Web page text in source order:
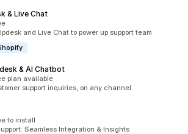
& Live Chat
and Live Chat to power up support team
& AI Chatbot
plan available
support inquiries, on any channel
to install
Seamless Integration & Insights